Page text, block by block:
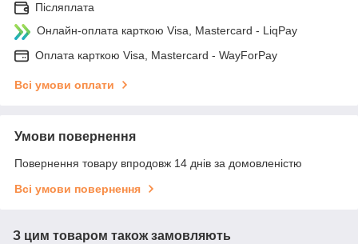
Післяплата
Онлайн-оплата карткою Visa, Mastercard - LiqPay
Оплата карткою Visa, Mastercard - WayForPay
Всі умови оплати
Умови повернення
Повернення товару впродовж 14 днів за домовленістю
Всі умови повернення
З цим товаром також замовляють